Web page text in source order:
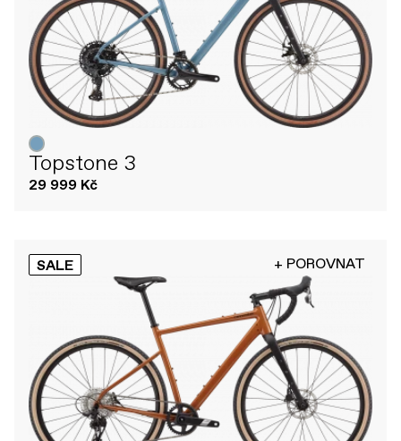
Topstone 3
29 999 Kč
SALE + POROVNAT